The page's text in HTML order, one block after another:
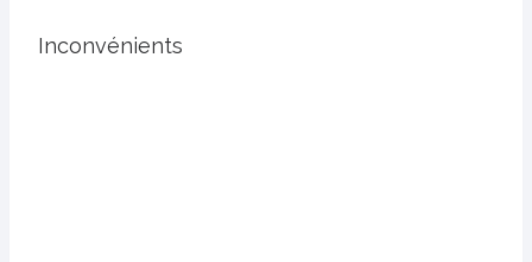
Inconvénients